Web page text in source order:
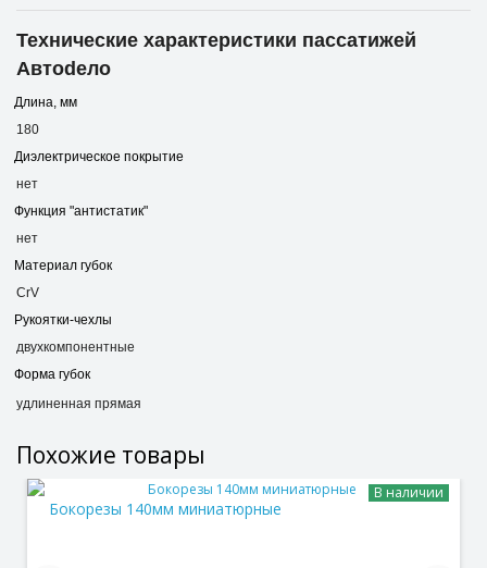
Технические характеристики пассатижей
Автоdело
Длина, мм
180
Диэлектрическое покрытие
нет
Функция "антистатик"
нет
Материал губок
CrV
Рукоятки-чехлы
двухкомпонентные
Форма губок
удлиненная прямая
Похожие товары
Бокорезы 140мм миниатюрные
В наличии